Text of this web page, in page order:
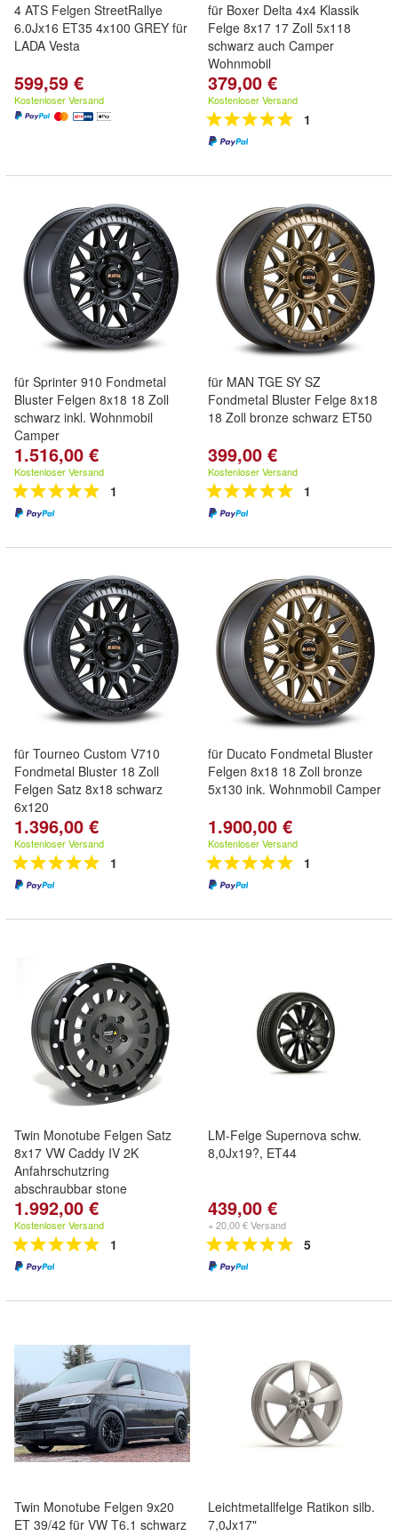
4 ATS Felgen StreetRallye
6.0Jx16 ET35 4x100 GREY für
LADA Vesta
599,59 €
Kostenloser Versand
für Boxer Delta 4x4 Klassik
Felge 8x17 17 Zoll 5x118
schwarz auch Camper
Wohnmobil
379,00 €
Kostenloser Versand
1
für Sprinter 910 Fondmetal
Bluster Felgen 8x18 18 Zoll
schwarz inkl. Wohnmobil
Camper
1.516,00 €
Kostenloser Versand
1
für MAN TGE SY SZ
Fondmetal Bluster Felge 8x18
18 Zoll bronze schwarz ET50
399,00 €
Kostenloser Versand
1
für Tourneo Custom V710
Fondmetal Bluster 18 Zoll
Felgen Satz 8x18 schwarz
6x120
1.396,00 €
Kostenloser Versand
1
für Ducato Fondmetal Bluster
Felgen 8x18 18 Zoll bronze
5x130 ink. Wohnmobil Camper
1.900,00 €
Kostenloser Versand
1
Twin Monotube Felgen Satz
8x17 VW Caddy IV 2K
Anfahrschutzring
abschraubbar stone
1.992,00 €
Kostenloser Versand
1
LM-Felge Supernova schw.
8,0Jx19?, ET44
439,00 €
+ 20,00 € Versand
5
Twin Monotube Felgen 9x20
ET 39/42 für VW T6.1 schwarz
Leichtmetallfelge Ratikon silb.
7,0Jx17"